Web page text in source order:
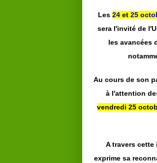
Les 24 et 25
sera l'invité de
les avancées
Au cours de son
à l'attention
vendredi 25
A travers
exprime sa